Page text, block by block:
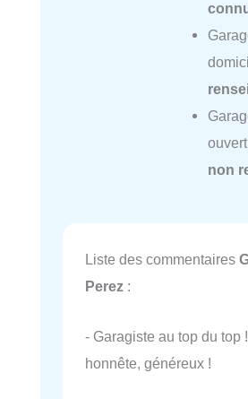
non
Liste des commentaires
Perez :
- Garagiste au top du top
honnête, généreux !